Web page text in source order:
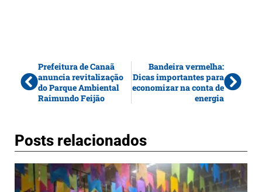
Prefeitura de Canaã
anuncia revitalização
do Parque Ambiental
Raimundo Feijão
Bandeira vermelha:
Dicas importantes para
economizar na conta de
energia
Posts relacionados